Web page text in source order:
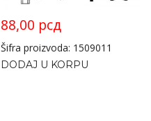
88,00 рсд
Šifra proizvoda: 1509011
DODAJ U KORPU